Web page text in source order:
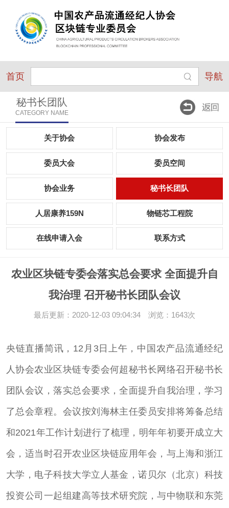
首页 导航
秘书长团队
CATEGORY NAME
关于协会 协会发布
委员大会 委员空间
协会业务 秘书长团队
人居康养159N 物链芯工程院
在线申请入会 联系方式
农业区块链专委会落实总会要求 全面提升自
我治理 召开秘书长团队会议
最后更新：2020-12-03 09:04:34 浏览：1643次
央链直播简讯，12月3日上午，中国农产品流通经纪
人协会农业区块链专委会何超秘书长网络召开秘书长
团队会议，落实总会要求，全面提升自我治理，学习
了总会章程。会议按刘海林主任委员安排将筹备总结
和2021年工作计划进行了梳理，明年年初要开成立大
会，适当时召开农业区块链应用年会，与上海和浙江
大学，电子科技大学立人基金，诺贝尔（北京）科技
投资公司一起组建高等技术研究院，与中物联和东莞